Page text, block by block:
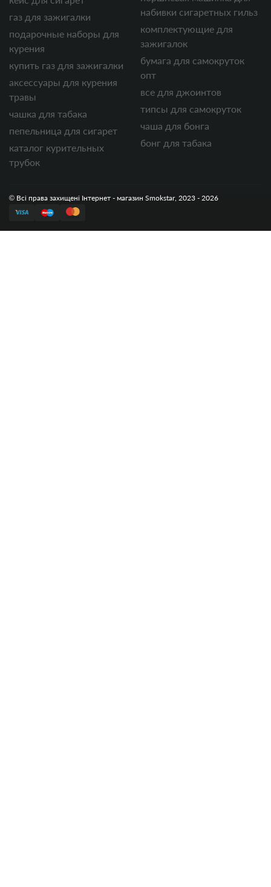
газ для зажигалки
подарочные наборы для
курения
купить газ для зажигалки
аксессуары для курения
травы
чашка для табака
пепельница для сигарет
каталог курительных
трубок
набивки сигаретных гильз
комплектующие для
зажигалок
бумага для самокруток
опт
все для джоинтов
типсы для самокруток
чаша для бонга
бонг для табака
© Всі права захищені Інтернет - магазин Smokstar, 2023 - 2026